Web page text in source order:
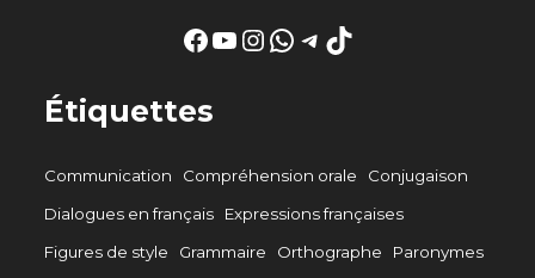
Facebook
YouTube
Instagram
WhatsApp
Telegram
TikTok
Étiquettes
Communication Compréhension orale
Conjugaison
Dialogues en français
Expressions françaises
Figures de style
Grammaire Orthographe
Paronymes